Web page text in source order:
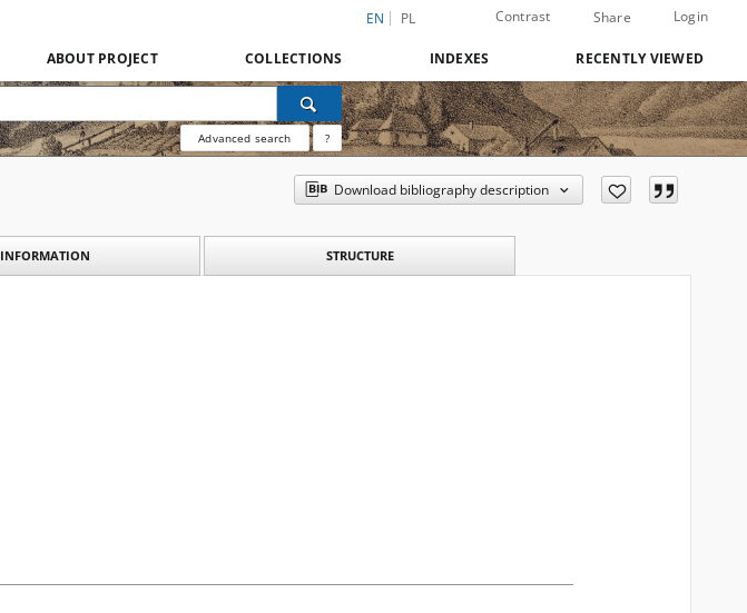
EN PL Contrast Share Login
ABOUT PROJECT COLLECTIONS INDEXES RECENTLY VIEWED
Advanced search ?
Download bibliography description
INFORMATION STRUCTURE